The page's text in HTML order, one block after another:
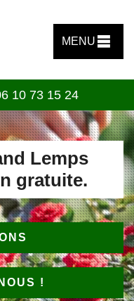
MENU
10 73 15 24
Lemps
gratuite.
!